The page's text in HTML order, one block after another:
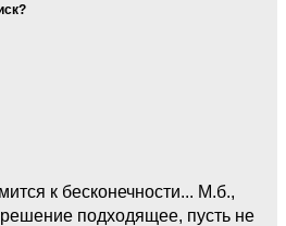
к бесконечности... М.б.,
подходящее, пусть не